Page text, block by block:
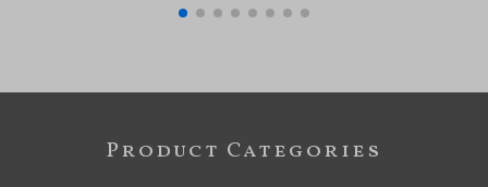
Product Categories